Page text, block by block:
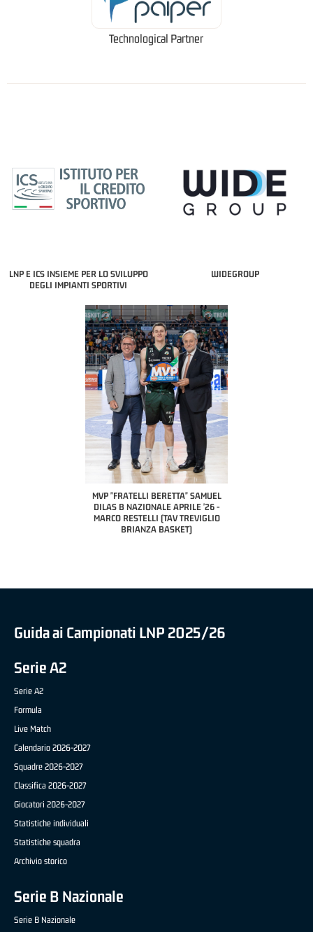
Technological Partner
LNP E ICS INSIEME PER LO SVILUPPO
DEGLI IMPIANTI SPORTIVI
WIDEGROUP
MVP "FRATELLI BERETTA" SAMUEL
DILAS B NAZIONALE APRILE '26 -
MARCO RESTELLI (TAV TREVIGLIO
BRIANZA BASKET)
Guida ai Campionati LNP 2025/26
Serie A2
Serie A2
Formula
Live Match
Calendario 2026-2027
Squadre 2026-2027
Classifica 2026-2027
Giocatori 2026-2027
Statistiche individuali
Statistiche squadra
Archivio storico
Serie B Nazionale
Serie B Nazionale